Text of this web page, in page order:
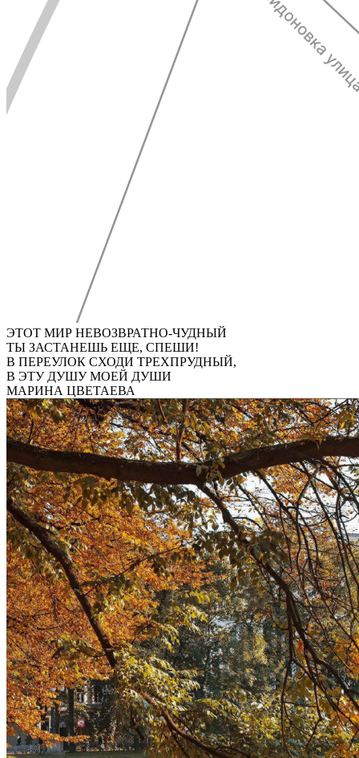
ЭТОТ МИР НЕВОЗВРАТНО-ЧУДНЫЙ
ТЫ ЗАСТАНЕШЬ ЕЩЕ, СПЕШИ!
В ПЕРЕУЛОК СХОДИ ТРЕХПРУДНЫЙ,
В ЭТУ ДУШУ МОЕЙ ДУШИ
МАРИНА ЦВЕТАЕВА